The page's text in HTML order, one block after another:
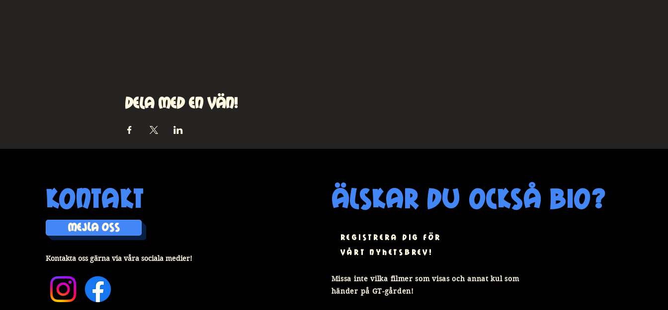
Dela med en vän!
kontakt
MEJLA OSS
Kontakta oss gärna via våra sociala medier!
älskar du också bio?
registrera dig för
vårt nyhetsbrev!
Missa inte vilka filmer som visas och annat kul som
händer på GT-gården!